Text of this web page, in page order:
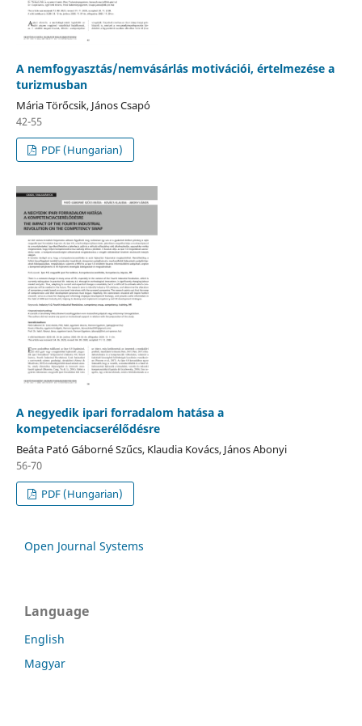
A nemfogyasztás/nemvásárlás motivációi, értelmezése a
turizmusban
Mária Törőcsik, János Csapó
42-55
PDF (Hungarian)
A negyedik ipari forradalom hatása a
kompetenciacserélődésre
Beáta Pató Gáborné Szűcs, Klaudia Kovács, János Abonyi
56-70
PDF (Hungarian)
Open Journal Systems
Language
English
Magyar